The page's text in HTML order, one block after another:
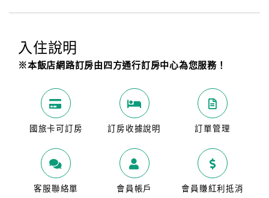
入住說明
※本飯店網路訂房由四方通行訂房中心為您服務！
國旅卡可訂房 訂房收據說明 訂單管理
客服聯絡單 會員帳戶
會員賺紅利抵消